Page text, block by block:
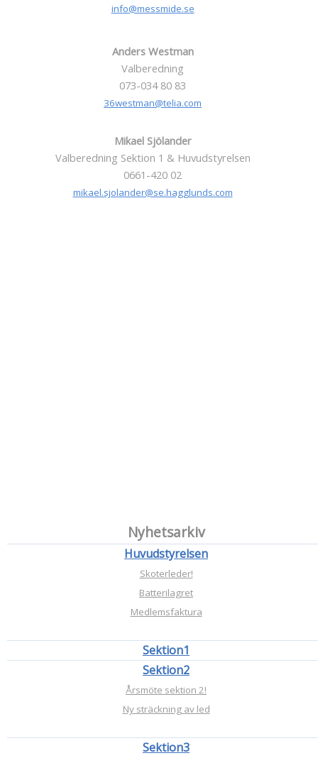
Nyhetsarkiv
Huvudstyrelsen
Skoterleder!
Batterilagret
Medlemsfaktura
Sektion1
Sektion2
Årsmöte sektion 2!
Ny sträckning av led
Sektion3
info@messmide.se
Anders Westman
Valberedning
073-034 80 83
36westman@telia.com
Mikael Sjölander
Valberedning Sektion 1 & Huvudstyrelsen
0661-420 02
mikael.sjolander@se.hagglunds.com